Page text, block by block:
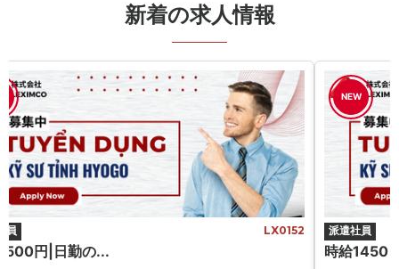
新着の求人情報
員 LX0152
円|日勤の...
NEW
派遣社員
時給1450